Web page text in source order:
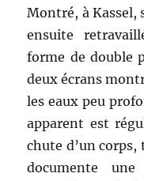
Montré, à Kassel,
ensuite
forme de double
deux écrans
les eaux peu
apparent est
chute d’un corps,
documente